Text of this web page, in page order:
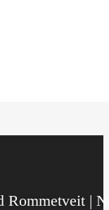
Rommetveit |